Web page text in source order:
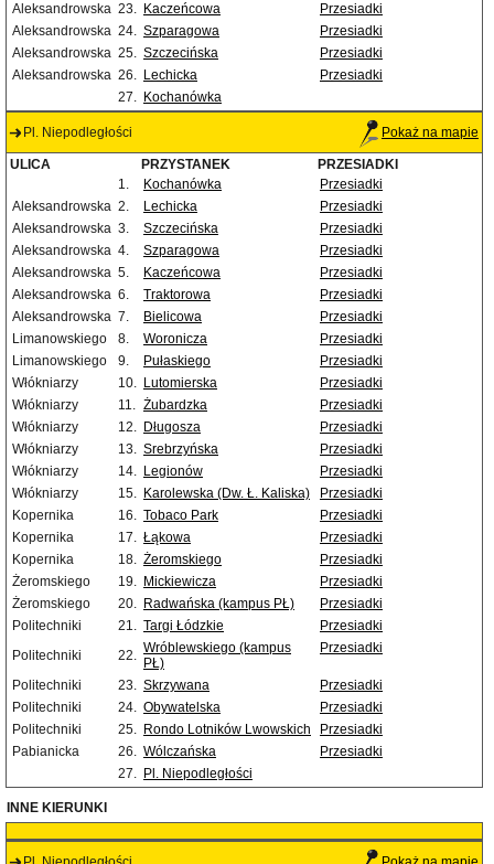
Aleksandrowska 23. Kaczeńcowa
Przesiadki
Aleksandrowska 24. Szparagowa
Przesiadki
Aleksandrowska 25. Szczecińska
Przesiadki
Aleksandrowska 26. Lechicka
Przesiadki
27. Kochanówka
Pl. Niepodległości Pokaż na mapie
ULICA PRZYSTANEK
PRZESIADKI
1.
Kochanówka
Przesiadki
Aleksandrowska 2. Lechicka
Przesiadki
Aleksandrowska 3. Szczecińska
Przesiadki
Aleksandrowska 4. Szparagowa
Przesiadki
Aleksandrowska 5. Kaczeńcowa
Przesiadki
Aleksandrowska 6. Traktorowa
Przesiadki
Aleksandrowska 7. Bielicowa
Przesiadki
Limanowskiego
8. Woronicza
Przesiadki
Limanowskiego
9. Pułaskiego
Przesiadki
Włókniarzy
10. Lutomierska
Przesiadki
Włókniarzy
11. Żubardzka
Przesiadki
Włókniarzy
12. Długosza
Przesiadki
Włókniarzy
13. Srebrzyńska
Przesiadki
Włókniarzy
14. Legionów
Przesiadki
Włókniarzy
15. Karolewska (Dw. Ł. Kaliska)
Przesiadki
Kopernika
16. Tobaco Park
Przesiadki
Kopernika
17. Łąkowa
Przesiadki
Kopernika
18. Żeromskiego
Przesiadki
Żeromskiego
19. Mickiewicza
Przesiadki
Żeromskiego
20. Radwańska (kampus PŁ)
Przesiadki
Politechniki
21. Targi Łódzkie
Przesiadki
Politechniki
22. Wróblewskiego (kampus
PŁ)
Przesiadki
Politechniki 23. Skrzywana
Przesiadki
Politechniki
24. Obywatelska
Przesiadki
Politechniki
25. Rondo Lotników Lwowskich
Przesiadki
Pabianicka
26. Wólczańska
Przesiadki
27. Pl. Niepodległości
INNE KIERUNKI